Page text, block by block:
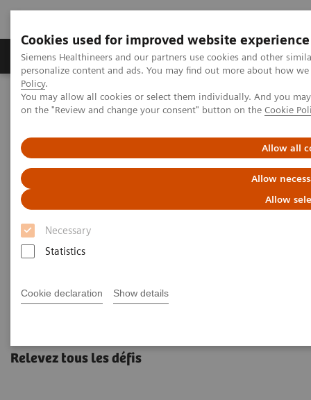
Cookies used for improved website experience
Siemens Healthineers and our partners use cookies and other
personalize content and ads. You may find out more about how
Policy.
You may allow all cookies or select them individually. And you
on the "Review and change your consent" button on the Cookie
Allow all
Allow
Allow
Necessary
Statistics
Cookie declaration Show details
Produits et services Spécialités cliniques &
Home Imagerie Médicale
Angiographie
Artis Interventional Angiography Systems
Artis zee
Relevez tous les défis